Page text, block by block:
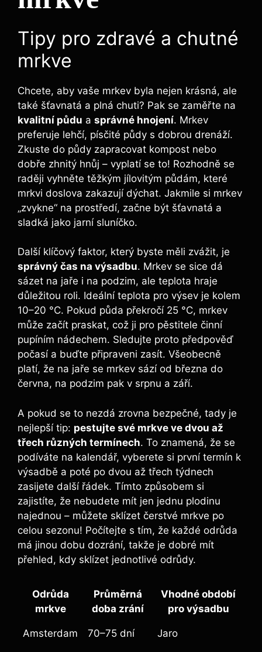
Tipy pro zdravé a chutné
mrkve
Chcete, aby vaše mrkev byla nejen krásná, ale
také šťavnatá a plná chuti? Pak se zaměřte na
kvalitní půdu a správné hnojení. Mrkev
preferuje lehčí, písčité půdy s dobrou drenáží.
Zkuste do půdy zapracovat kompost nebo
dobře zhnitý hnůj – vyplatí se to! Rozhodně se
raději vyhněte těžkým jílovitým půdám, které
mrkvi doslova zakazují dýchat. Jakmile si mrkev
„zvykne“ na prostředí, začne být šťavnatá a
sladká jako jarní sluníčko.
Další klíčový faktor, který byste měli zvážit, je
správný čas na výsadbu. Mrkev se sice dá
sázet na jaře i na podzim, ale teplota hraje
důležitou roli. Ideální teplota pro výsev je kolem
10–20 °C. Pokud půda překročí 25 °C, mrkev
může začít praskat, což ji pro pěstitele činní
pupíním nádechem. Sledujte proto předpověď
počasí a buďte připraveni zasít. Všeobecně
platí, že na jaře se mrkev sází od března do
června, na podzim pak v srpnu a září.
A pokud se to nezdá zrovna bezpečné, tady je
nejlepší tip: pestujte své mrkve ve dvou až
třech různých termínech. To znamená, že se
podíváte na kalendář, vyberete si první termín k
výsadbě a poté po dvou až třech týdnech
zasijete další řádek. Tímto způsobem si
zajistíte, že nebudete mít jen jednu plodinu
najednou – můžete sklízet čerstvé mrkve po
celou sezonu! Počítejte s tím, že každé odrůda
má jinou dobu dozrání, takže je dobré mít
přehled, kdy sklízet jednotlivé odrůdy.
Odrůda
mrkve
Průměrná
doba zrání
Vhodné období
pro výsadbu
Amsterdam 70–75 dní Jaro